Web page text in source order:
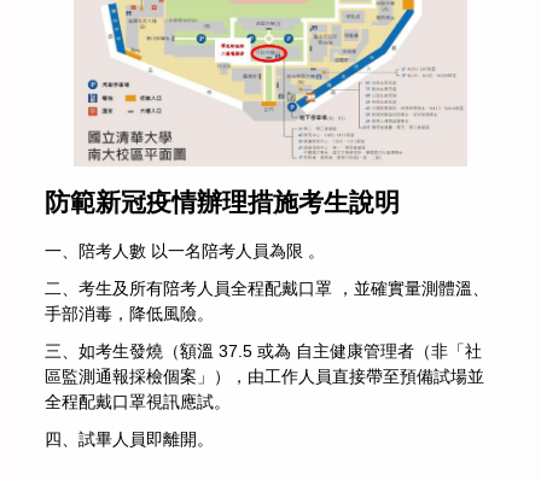
防範新冠疫情辦理措施考生說明
一、陪考人數 以一名陪考人員為限 。
二、考生及所有陪考人員全程配戴口罩 ，並確實量測體溫、
手部消毒，降低風險。
三、如考生發燒（額溫 37.5 或為 自主健康管理者（非「社
區監測通報採檢個案」），由工作人員直接帶至預備試場並
全程配戴口罩視訊應試。
四、試畢人員即離開。